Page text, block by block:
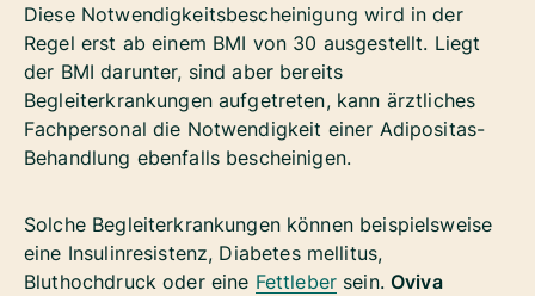
Diese Notwendigkeitsbescheinigung wird in der
Regel erst ab einem BMI von 30 ausgestellt. Liegt
der BMI darunter, sind aber bereits
Begleiterkrankungen aufgetreten, kann ärztliches
Fachpersonal die Notwendigkeit einer Adipositas-
Behandlung ebenfalls bescheinigen.
Solche Begleiterkrankungen können beispielsweise
eine Insulinresistenz, Diabetes mellitus,
Bluthochdruck oder eine Fettlebersein.Oviva